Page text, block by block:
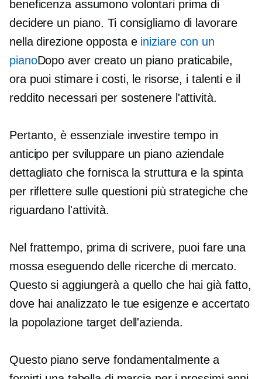
beneficenza assumono volontari prima di
decidere un piano. Ti consigliamo di lavorare
nella direzione opposta e iniziare con un
pianoDopo aver creato un piano praticabile,
ora puoi stimare i costi, le risorse, i talenti e il
reddito necessari per sostenere l'attività.
Pertanto, è essenziale investire tempo in
anticipo per sviluppare un piano aziendale
dettagliato che fornisca la struttura e la spinta
per riflettere sulle questioni più strategiche che
riguardano l'attività.
Nel frattempo, prima di scrivere, puoi fare una
mossa eseguendo delle ricerche di mercato.
Questo si aggiungerà a quello che hai già fatto,
dove hai analizzato le tue esigenze e accertato
la popolazione target dell'azienda.
Questo piano serve fondamentalmente a